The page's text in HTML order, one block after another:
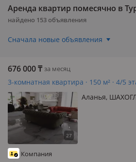
Аренда квартир помесячно в
найдено 153 объявления
Сначала новые объявления
676 000₸ за месяц
3-комнатная квартира · 150 м² · 4/5
Аланья,
Компания